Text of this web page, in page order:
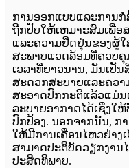
ການ​ອອກ​ແບບ​ແລະ​ການ​ກໍ່​ສ້
ຖືກ​ປັບ​ໃຫ້​ເຫມາະ​ສົມ​ເພື່
ແລະ​ຄວາມ​ຢືດ​ຢຸ່ນ​ຂອງ​ຜູ້​ໃ
ສະພາບແວດລ້ອມທີ່ຄວບຄຸ
ເວລາທີ່ຍາວນານ, ມັນເປັ
ສະດວກສະບາຍແລະຄວ
ສະອາດປົກກະຕິແລ້ວແມ່
ລະບາຍອາກາດໄດ້ເຊິ່ງໃ
ປົກປ້ອງ. ນອກຈາກນັ້ນ, ກ
ໃຫ້ມີການເຄື່ອນໄຫວຢ່າງ
ສາມາດປະຕິບັດວຽກງານ
ປະສິດທິພາບ.